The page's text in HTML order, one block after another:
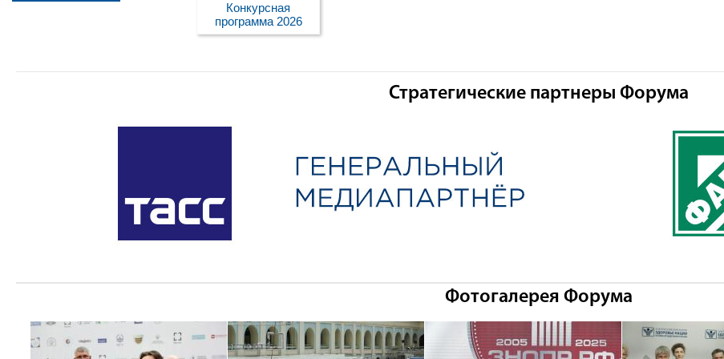
Конкурсная
программа 2026
Стратегические партнеры Форума
Фотогалерея Форума